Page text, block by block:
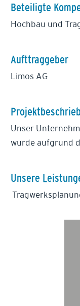
Beteiligte
Hochbau und
Aufttraggeber
Limos AG
Projektbeschrieb
Unser
wurde aufgrund
Unsere